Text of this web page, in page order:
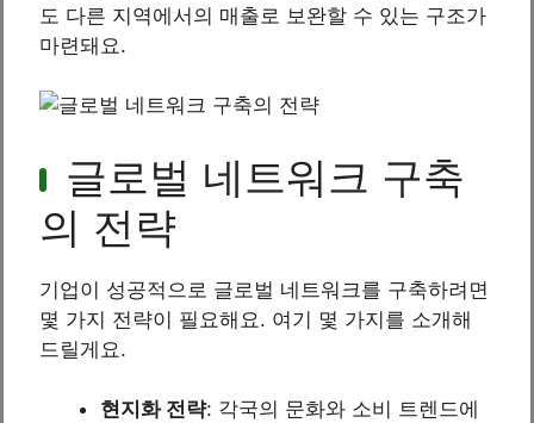
도 다른 지역에서의 매출로 보완할 수 있는 구조가
마련돼요.
글로벌 네트워크 구축
의 전략
기업이 성공적으로 글로벌 네트워크를 구축하려면
몇 가지 전략이 필요해요. 여기 몇 가지를 소개해
드릴게요.
현지화 전략: 각국의 문화와 소비 트렌드에